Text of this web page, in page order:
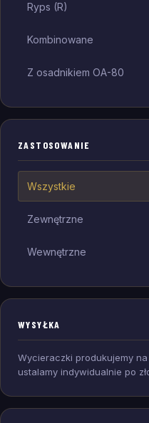
Ryps (R)
Kombinowane
Z osadnikiem OA-80
ZASTOSOWANIE
Wszystkie
Zewnętrzne
Wewnętrzne
WYSYŁKA
Wycieraczki produkujemy
ustalamy indywidualnie po